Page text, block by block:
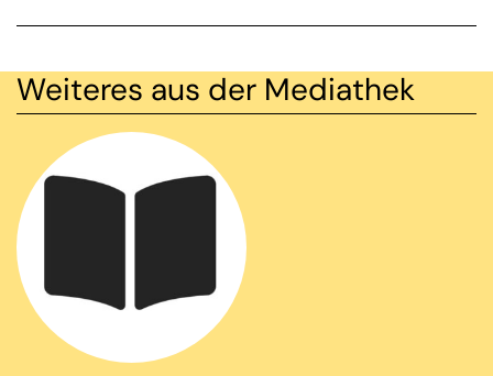
Weiteres aus der Mediathek